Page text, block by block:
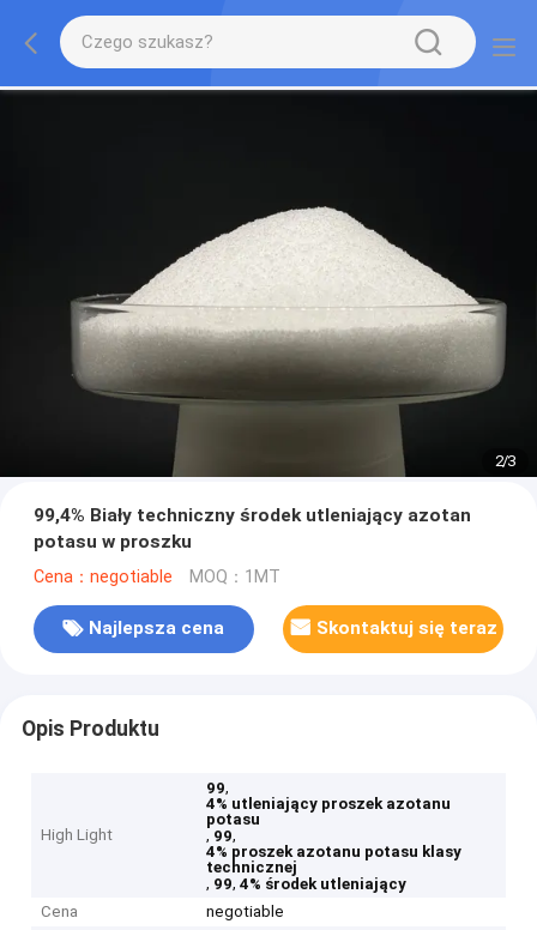
2/3
99,4% Biały techniczny środek utleniający azotan
potasu w proszku
Cena：negotiable MOQ：1MT
Najlepsza cena Skontaktuj się teraz
Opis Produktu
High Light
99,
4% utleniający proszek azotanu
potasu
, 99,
4% proszek azotanu potasu klasy
technicznej
, 99,4% środek utleniający
Cena
negotiable